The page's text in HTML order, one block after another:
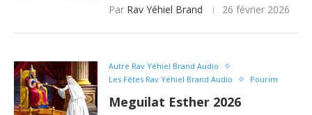
Par Rav Yéhiel Brand 26 février 2026
Autre Rav Yéhiel Brand Audio
Les Fêtes Rav Yéhiel Brand Audio
Pourim
Meguilat Esther 2026